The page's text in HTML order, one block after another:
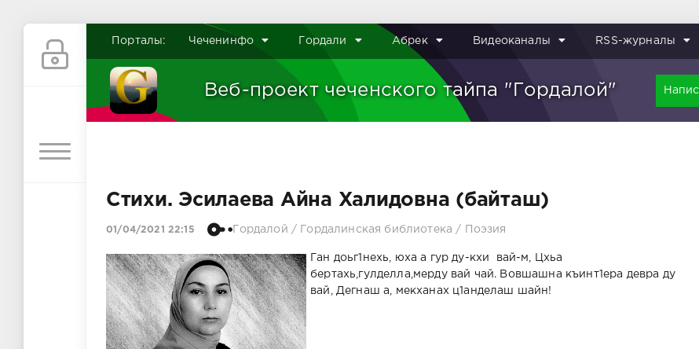
Порталы: Чеченинфо Гордали Абрек Видеоканалы RSS-журналы
Веб-проект чеченского тайпа "Гордалой"
Стихи. Эсилаева Айна Халидовна (байташ)
01/04/2021 22:15 Гордалой / Гордалинская библиотека / Поэзия
Ган доьг1нехь, юха а гур ду-кхи вай-м, Цхьа
бертахь,гулделла,мерду вай чай. Вовшашна къинт1ера девра ду
вай, Дегнаш а, мекханах ц1анделаш шайн!